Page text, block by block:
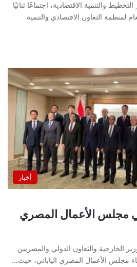
والتنمية الاقتصادية، اجتماعًا ثنائيًا
لمنظمة التعاون الاقتصادي والتنمية
أخبار
مجلس الأعمال المصري
الخارجية والتعاون الدولي والمصريين
مجلس الأعمال المصري الياباني، حيث…